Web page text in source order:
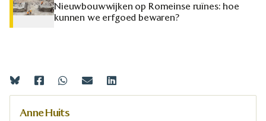
Nieuwbouwwijken op Romeinse ruïnes: hoe
kunnen we erfgoed bewaren?
Anne Huits